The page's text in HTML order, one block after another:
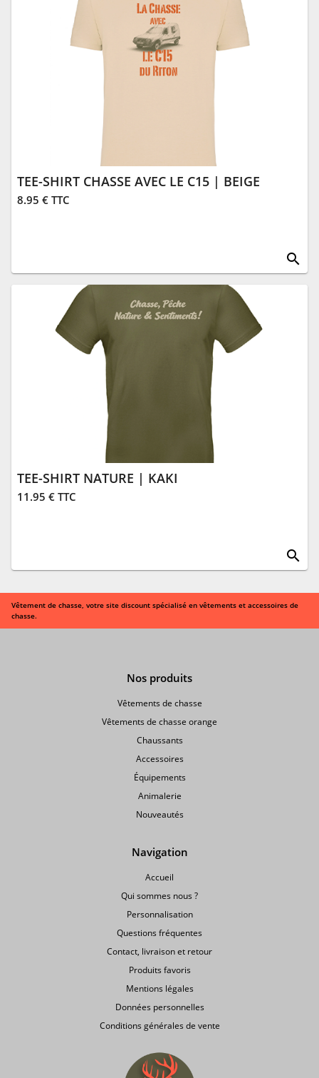
TEE-SHIRT CHASSE AVEC LE C15 | BEIGE
8.95 € TTC
search
TEE-SHIRT NATURE | KAKI
11.95 € TTC
search
Vêtement de chasse, votre site discount spécialisé en vêtements et accessoires de
chasse.
Nos produits
Vêtements de chasse
Vêtements de chasse orange
Chaussants
Accessoires
Équipements
Animalerie
Nouveautés
Navigation
Accueil
Qui sommes nous ?
Personnalisation
Questions fréquentes
Contact, livraison et retour
Produits favoris
Mentions légales
Données personnelles
Conditions générales de vente